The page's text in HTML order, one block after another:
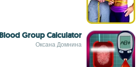
Blood Group Calculator
Оксана Домнина